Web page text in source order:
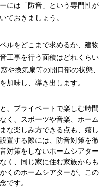
には「防音」という専門性が
ておきましょう。
ルをどこまで求めるか、建物
工事を行う面積はどれくらい
や換気扇等の開口部の状態、
加味し、導き出します。
、プライベートで楽しむ時間
く、スポーツや音楽、ホーム
な楽しみ方できる点も、嬉し
置する際には、防音対策を徹
対策をしないホームシアター
く、同じ家に住む家族からも
くのホームシアターが、この
です。